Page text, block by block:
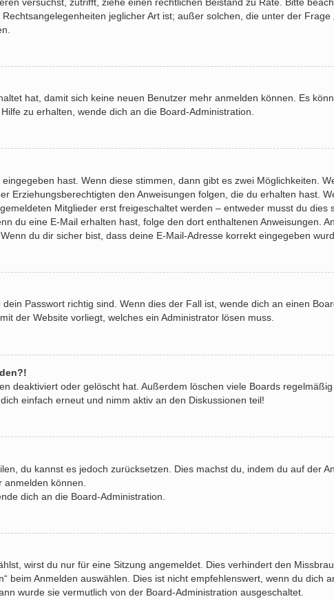
jeglicher Art ist; außer solchen, die unter der Frage
hat, damit sich keine neuen Benutzer mehr anmelden können. Es
zu erhalten, wende dich an die Board-Administration.
hast. Wenn diese stimmen, dann gibt es zwei Möglichkeiten.
Erziehungsberechtigten den Anweisungen folgen, die du erhalten hast.
Mitglieder erst freigeschaltet werden – entweder musst du dies
du eine E-Mail erhalten hast, folge den dort enthaltenen Anweisungen.
du dir sicher bist, dass deine E-Mail-Adresse korrekt eingegeben
Passwort richtig sind. Wenn dies der Fall ist, wende dich an einen
der Website vorliegt, welches ein Administrator lösen muss.
deaktiviert oder gelöscht hat. Außerdem löschen viele Boards
einfach erneut und nimm aktiv an den Diskussionen teil!
du kannst es jedoch zurücksetzen. Dies machst du, indem du auf der
können.
dich an die Board-Administration.
wirst du nur für eine Sitzung angemeldet. Dies verhindert den
beim Anmelden auswählen. Dies ist nicht empfehlenswert, wenn du dich
wurde sie vermutlich von der Board-Administration ausgeschaltet.